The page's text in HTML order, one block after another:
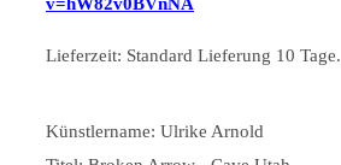
Lieferzeit: Standard Lieferung 10 Tage.
Künstlername: Ulrike Arnold